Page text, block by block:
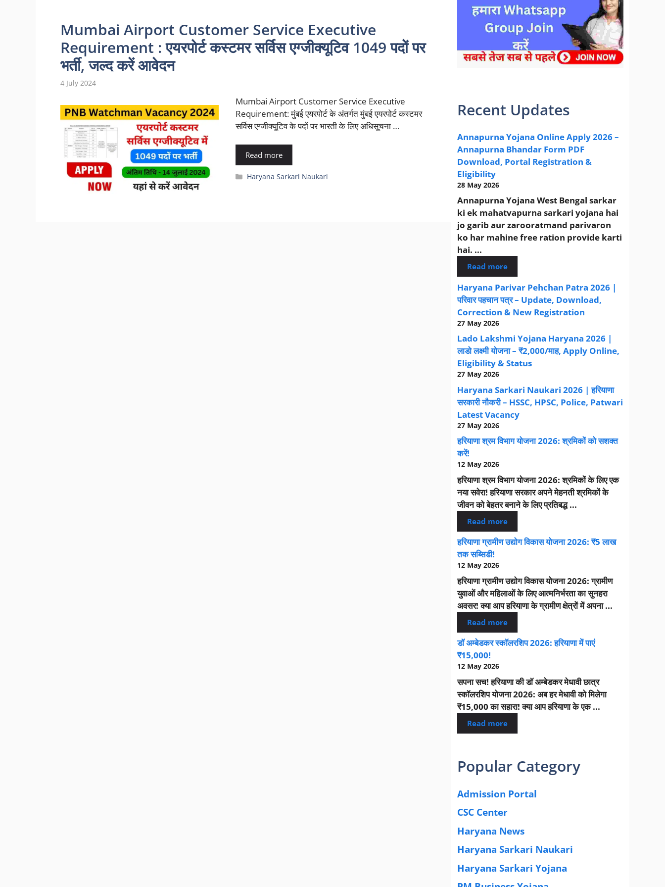
Mumbai Airport Customer Service Executive
Requirement : एयरपोर्ट कस्टमर सर्विस एग्जीक्यूटिव 1049 पदों पर
भर्ती, जल्द करें आवेदन
4 July 2024
Mumbai Airport Customer Service Executive
Requirement: मुंबई एयरपोर्ट के अंतर्गत मुंबई एयरपोर्ट कस्टमर
सर्विस एग्जीक्यूटिव के पदों पर भारती के लिए अधिसूचना …
Read more
Categories
Haryana Sarkari Naukari
Recent Updates
Annapurna Yojana Online Apply 2026 –
Annapurna Bhandar Form PDF
Download, Portal Registration &
Eligibility
28 May 2026
Annapurna Yojana West Bengal sarkar
ki ek mahatvapurna sarkari yojana hai
jo garib aur zarooratmand parivaron
ko har mahine free ration provide karti
hai. ...
Read more
Haryana Parivar Pehchan Patra 2026 |
परिवार पहचान पत्र – Update, Download,
Correction & New Registration
27 May 2026
Lado Lakshmi Yojana Haryana 2026 |
लाडो लक्ष्मी योजना – ₹2,000/माह, Apply Online,
Eligibility & Status
27 May 2026
Haryana Sarkari Naukari 2026 | हरियाणा
सरकारी नौकरी – HSSC, HPSC, Police, Patwari
Latest Vacancy
27 May 2026
हरियाणा श्रम विभाग योजना 2026: श्रमिकों को सशक्त
करें!
12 May 2026
हरियाणा श्रम विभाग योजना 2026: श्रमिकों के लिए एक
नया सवेरा! हरियाणा सरकार अपने मेहनती श्रमिकों के
जीवन को बेहतर बनाने के लिए प्रतिबद्ध ...
Read more
हरियाणा ग्रामीण उद्योग विकास योजना 2026: ₹5 लाख
तक सब्सिडी!
12 May 2026
हरियाणा ग्रामीण उद्योग विकास योजना 2026: ग्रामीण
युवाओं और महिलाओं के लिए आत्मनिर्भरता का सुनहरा
अवसर! क्या आप हरियाणा के ग्रामीण क्षेत्रों में अपना ...
Read more
डॉ अम्बेडकर स्कॉलरशिप 2026: हरियाणा में पाएं
₹15,000!
12 May 2026
सपना सच! हरियाणा की डॉ अम्बेडकर मेधावी छात्र
स्कॉलरशिप योजना 2026: अब हर मेधावी को मिलेगा
₹15,000 का सहारा! क्या आप हरियाणा के एक ...
Read more
Popular Category
Admission Portal
CSC Center
Haryana News
Haryana Sarkari Naukari
Haryana Sarkari Yojana